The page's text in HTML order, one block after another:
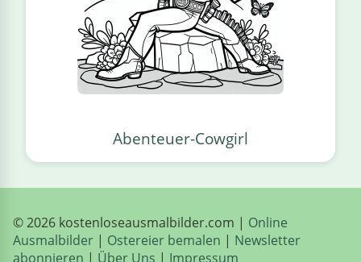
Abenteuer-Cowgirl
© 2026 kostenloseausmalbilder.com | Online
Ausmalbilder | Ostereier bemalen | Newsletter
abonnieren | Über Uns | Impressum